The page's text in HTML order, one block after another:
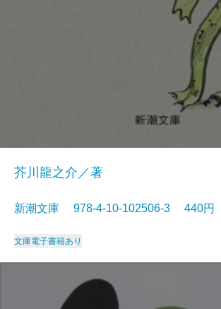
芥川龍之介／著
新潮文庫 978-4-10-102506-3 440円
文庫電子書籍あり